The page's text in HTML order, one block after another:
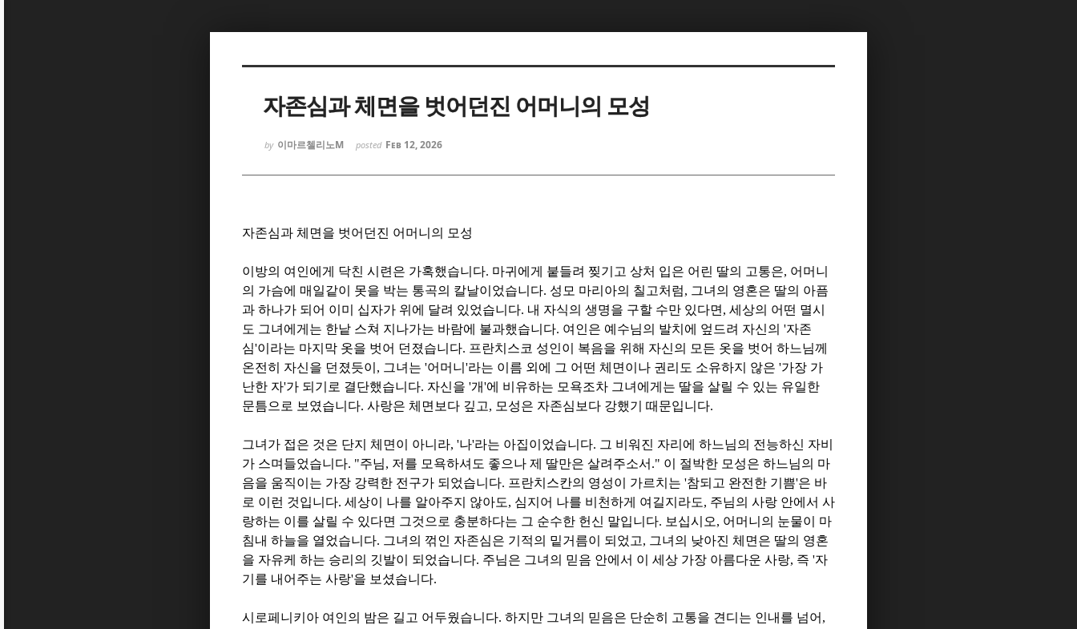
자존심과 체면을 벗어던진 어머니의 모성
by 이마르첼리노M posted Feb 12, 2026
자존심과 체면을 벗어던진 어머니의 모성
이방의 여인에게 닥친 시련은 가혹했습니다. 마귀에게 붙들려 찢기고 상처 입은 어린 딸의 고통은, 어머니
의 가슴에 매일같이 못을 박는 통곡의 칼날이었습니다. 성모 마리아의 칠고처럼, 그녀의 영혼은 딸의 아픔
과 하나가 되어 이미 십자가 위에 달려 있었습니다. 내 자식의 생명을 구할 수만 있다면 , 세상의 어떤 멸시
도 그녀에게는 한낱 스쳐 지나가는 바람에 불과했습니다. 여인은 예수님의 발치에 엎드려 자신의 '자존
심'이라는 마지막 옷을 벗어 던졌습니다. 프란치스코 성인이 복음을 위해 자신의 모든 옷을 벗어 하느님께
온전히 자신을 던졌듯이 , 그녀는 '어머니 '라는 이름 외에 그 어떤 체면이나 권리도 소유하지 않은 '가장 가
난한 자'가 되기로 결단했습니다. 자신을 '개'에 비유하는 모욕조차 그녀에게는 딸을 살릴 수 있는 유일한
문틈으로 보였습니다. 사랑은 체면보다 깊고, 모성은 자존심보다 강했기 때문입니다.
그녀가 접은 것은 단지 체면이 아니라, '나'라는 아집이었습니다. 그 비워진 자리에 하느님의 전능하신 자비
가 스며들었습니다. "주님, 저를 모욕하셔도 좋으나 제 딸만은 살려주소서 ." 이 절박한 모성은 하느님의 마
음을 움직이는 가장 강력한 전구가 되었습니다. 프란치스칸의 영성이 가르치는 '참되고 완전한 기쁨'은 바
로 이런 것입니다. 세상이 나를 알아주지 않아도, 심지어 나를 비천하게 여길지라도, 주님의 사랑 안에서 사
랑하는 이를 살릴 수 있다면 그것으로 충분하다는 그 순수한 헌신 말입니다. 보십시오, 어머니의 눈물이 마
침내 하늘을 열었습니다. 그녀의 꺾인 자존심은 기적의 밑거름이 되었고, 그녀의 낮아진 체면은 딸의 영혼
을 자유케 하는 승리의 깃발이 되었습니다. 주님은 그녀의 믿음 안에서 이 세상 가장 아름다운 사랑, 즉 '자
기를 내어주는 사랑'을 보셨습니다.
시로페니키아 여인의 밤은 길고 어두웠습니다. 하지만 그녀의 믿음은 단순히 고통을 견디는 인내를 넘어 ,
Sketchbook5, 스케치북5
Sketchbook5, 스케치북5